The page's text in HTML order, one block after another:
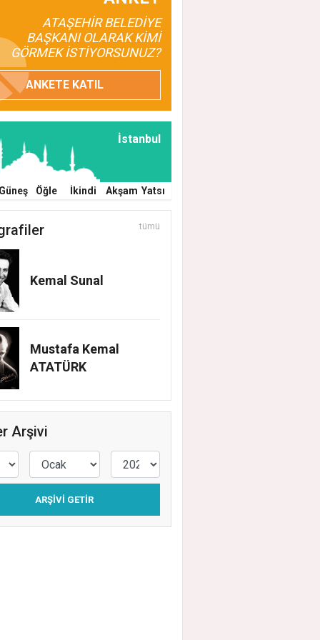
ATAŞEHİR BELEDİYE
BAŞKANI OLARAK KİMİ
GÖRMEK İSTİYORSUNUZ?
ANKETE KATIL
İstanbul
Güneş Öğle İkindi Akşam Yatsı
tümü
Kemal Sunal
Mustafa Kemal
ATATÜRK
Arşivi
ARŞIVI GETIR